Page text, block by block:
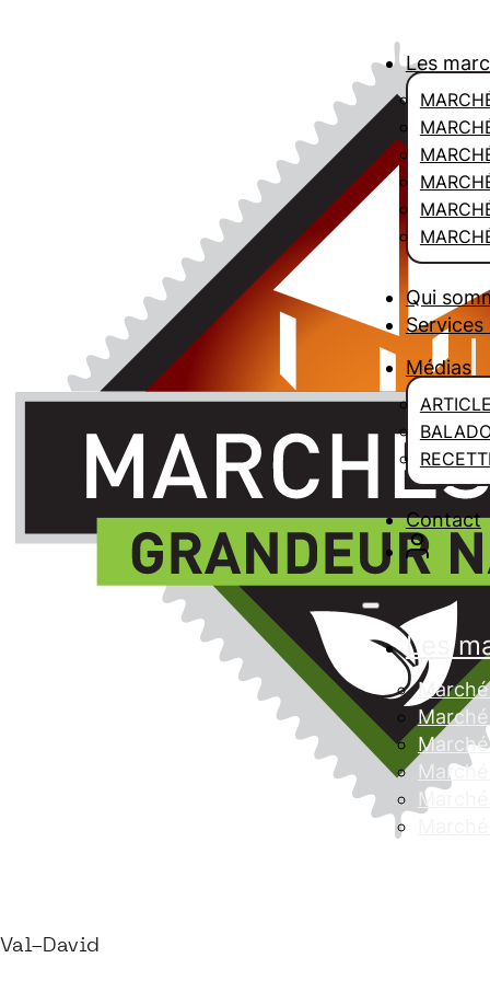
Les
Qui
Médias
Contact
Les
Val-David